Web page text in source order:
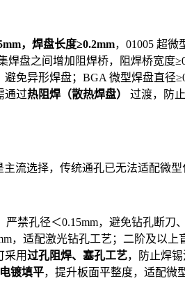
，焊盘长度≥0.2mm，01005 超微
盘之间增加阻焊桥，阻焊桥宽度
避免异形焊盘；BGA 微型焊盘直径
通过热阻焊（散热焊盘） 过渡，防
流选择，传统通孔已无法适配微型
禁孔径＜0.15mm，避免钻孔断刀
，适配激光钻孔工艺；二阶及以
采用过孔阻焊、塞孔工艺，防止焊
镀填平，提升板面平整度，适配微